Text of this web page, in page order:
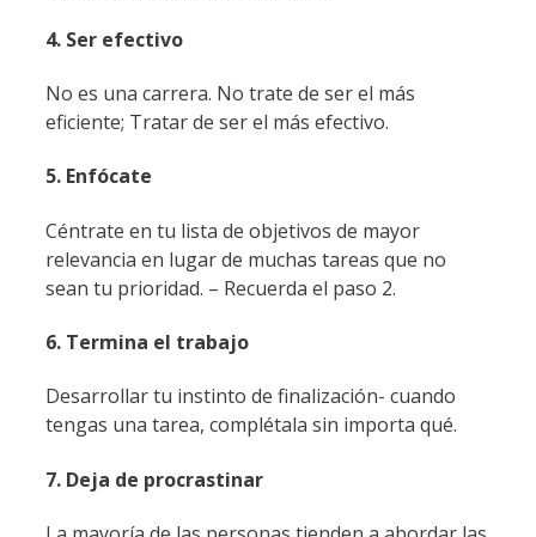
4. Ser efectivo
No es una carrera. No trate de ser el más
eficiente; Tratar de ser el más efectivo.
5. Enfócate
Céntrate en tu lista de objetivos de mayor
relevancia en lugar de muchas tareas que no
sean tu prioridad. – Recuerda el paso 2.
6. Termina el trabajo
Desarrollar tu instinto de finalización- cuando
tengas una tarea, complétala sin importa qué.
7. Deja de procrastinar